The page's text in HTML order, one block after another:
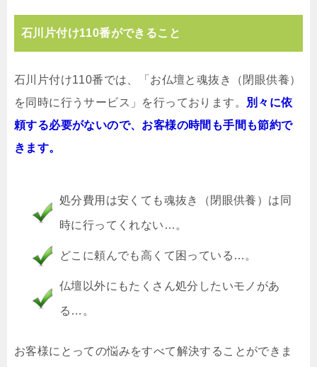
石川片付け110番ができること
石川片付け110番では、「お仏壇と魂抜き（閉眼供養）
を同時に行うサービス」を行っております。
別々に依
頼する必要がないので、お客様の時間も手間も節約で
きます。
処分費用は安くても魂抜き（閉眼供養）は同
時に行ってくれない…。
どこに頼んでも高くて困っている…。
仏壇以外にもたくさん処分したいモノがあ
る…。
お客様にとっての悩みをすべて解決することができま